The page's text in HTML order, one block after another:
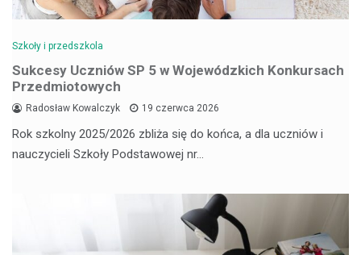
Szkoły i przedszkola
Sukcesy Uczniów SP 5 w Wojewódzkich Konkursach
Przedmiotowych
Radosław Kowalczyk 19 czerwca 2026
Rok szkolny 2025/2026 zbliża się do końca, a dla uczniów i
nauczycieli Szkoły Podstawowej nr…